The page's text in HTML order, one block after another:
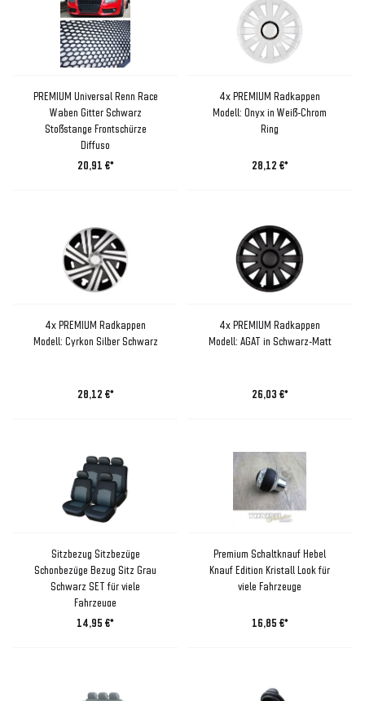
PREMIUM Universal Renn Race
Waben Gitter Schwarz
Stoßstange Frontschürze
Diffuso
20,91 €*
4x PREMIUM Radkappen
Modell: Onyx in Weiß-Chrom
Ring
28,12 €*
4x PREMIUM Radkappen
Modell: Cyrkon Silber Schwarz
28,12 €*
4x PREMIUM Radkappen
Modell: AGAT in Schwarz-Matt
26,03 €*
Sitzbezug Sitzbezüge
Schonbezüge Bezug Sitz Grau
Schwarz SET für viele
Fahrzeuge
14,95 €*
Premium Schaltknauf Hebel
Knauf Edition Kristall Look für
viele Fahrzeuge
16,85 €*